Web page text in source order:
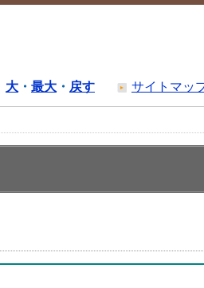
大 ・ 最大 ・ 戻す サイトマッ